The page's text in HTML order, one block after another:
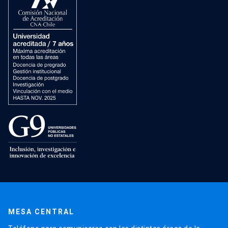
MESA CENTRAL